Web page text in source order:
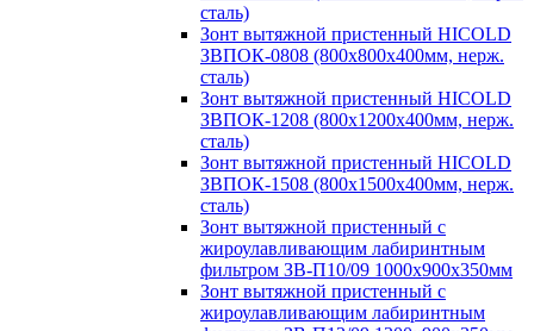
сталь)
Зонт вытяжной пристенный HICOLD
ЗВПОК-0808 (800х800х400мм, нерж.
сталь)
Зонт вытяжной пристенный HICOLD
ЗВПОК-1208 (800х1200х400мм, нерж.
сталь)
Зонт вытяжной пристенный HICOLD
ЗВПОК-1508 (800х1500х400мм, нерж.
сталь)
Зонт вытяжной пристенный с
жироулавливающим лабиринтным
фильтром ЗВ-П10/09 1000х900х350мм
Зонт вытяжной пристенный с
жироулавливающим лабиринтным